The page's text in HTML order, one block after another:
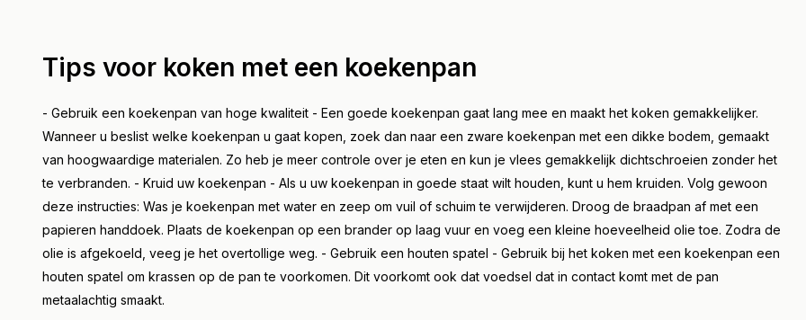
Tips voor koken met een koekenpan
- Gebruik een koekenpan van hoge kwaliteit - Een goede koekenpan gaat lang mee en maakt het koken gemakkelijker.
Wanneer u beslist welke koekenpan u gaat kopen, zoek dan naar een zware koekenpan met een dikke bodem, gemaakt
van hoogwaardige materialen. Zo heb je meer controle over je eten en kun je vlees gemakkelijk dichtschroeien zonder het
te verbranden. - Kruid uw koekenpan - Als u uw koekenpan in goede staat wilt houden, kunt u hem kruiden. Volg gewoon
deze instructies: Was je koekenpan met water en zeep om vuil of schuim te verwijderen. Droog de braadpan af met een
papieren handdoek. Plaats de koekenpan op een brander op laag vuur en voeg een kleine hoeveelheid olie toe. Zodra de
olie is afgekoeld, veeg je het overtollige weg. - Gebruik een houten spatel - Gebruik bij het koken met een koekenpan een
houten spatel om krassen op de pan te voorkomen. Dit voorkomt ook dat voedsel dat in contact komt met de pan
metaalachtig smaakt.